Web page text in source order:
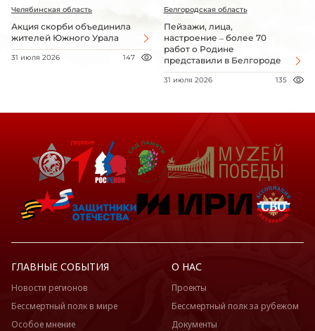
Челябинская область
Акция скорби объединила
жителей Южного Урала
31 июля 2026 147
Белгородская область
Пейзажи, лица,
настроение – более 70
работ о Родине
представили в Белгороде
31 июля 2026 135
ГЛАВНЫЕ СОБЫТИЯ
Новости регионов
Бессмертный полк в мире
Особое мнение
О НАС
Проекты
Бессмертный полк за рубежом
Документы